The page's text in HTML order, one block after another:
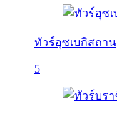
ทัวร์อุซเบกิสถาน
5